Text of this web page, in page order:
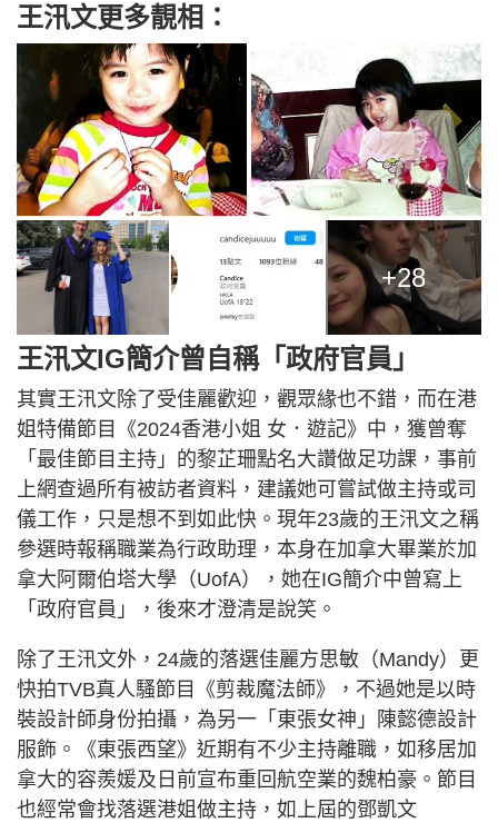
王汛文更多靚相：
+28
王汛文IG簡介曾自稱「政府官員」
其實王汛文除了受佳麗歡迎，觀眾緣也不錯，而在港
姐特備節目《2024香港小姐 女．遊記》中，獲曾奪
「最佳節目主持」的黎芷珊點名大讚做足功課，事前
上網查過所有被訪者資料，建議她可嘗試做主持或司
儀工作，只是想不到如此快。現年23歲的王汛文之稱
參選時報稱職業為行政助理，本身在加拿大畢業於加
拿大阿爾伯塔大學（UofA），她在IG簡介中曾寫上
「政府官員」，後來才澄清是說笑。
除了王汛文外，24歲的落選佳麗方思敏（Mandy）更
快拍TVB真人騷節目《剪裁魔法師》，不過她是以時
裝設計師身份拍攝，為另一「東張女神」陳懿德設計
服飾。《東張西望》近期有不少主持離職，如移居加
拿大的容羨媛及日前宣布重回航空業的魏柏豪。節目
也經常會找落選港姐做主持，如上屆的鄧凱文